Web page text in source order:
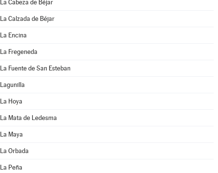
La Cabeza de Béjar
La Calzada de Béjar
La Encina
La Fregeneda
La Fuente de San Esteban
Lagunilla
La Hoya
La Mata de Ledesma
La Maya
La Orbada
La Peña